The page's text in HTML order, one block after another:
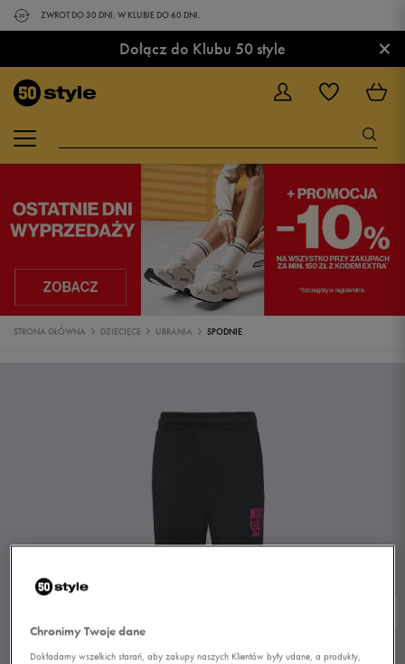
ZWROT DO 30 DNI. W KLUBIE DO 60 DNI.
Dołącz do Klubu 50 style ×
STRONA GŁÓWNA DZIECIĘCE UBRANIA SPODNIE
Chronimy Twoje dane
Dokładamy wszelkich starań, aby zakupy naszych Klientów były udane, a produkty,